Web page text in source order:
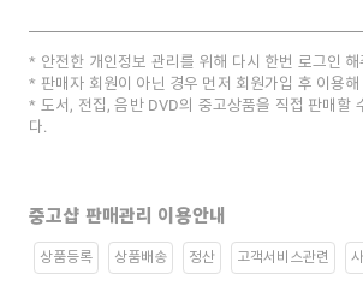
안전한 개인정보 관리를 위해 다시 한번 로그인
판매자 회원이 아닌 경우 먼저 회원가입 후 이용
도서, 전집, 음반 DVD의 중고상품을 직접 판매할
다.
중고샵 판매관리 이용안내
상품등록 상품배송 정산 고객서비스관련